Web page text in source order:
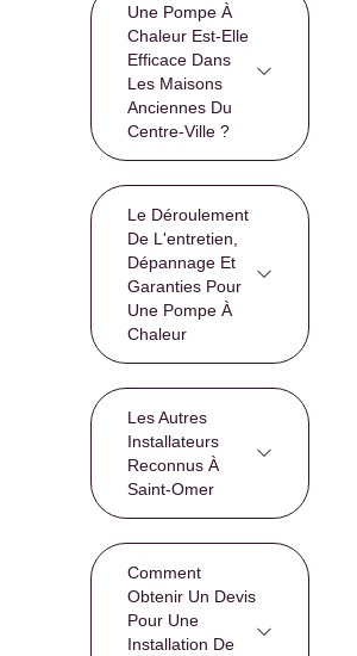
Une Pompe À
Chaleur Est-Elle
Efficace Dans
Les Maisons
Anciennes Du
Centre-Ville ?
Le Déroulement
De L'entretien,
Dépannage Et
Garanties Pour
Une Pompe À
Chaleur
Les Autres
Installateurs
Reconnus À
Saint-Omer
Comment
Obtenir Un Devis
Pour Une
Installation De